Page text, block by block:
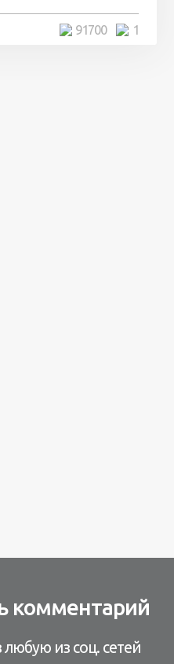
1
91700
комментарий
любую из соц. сетей